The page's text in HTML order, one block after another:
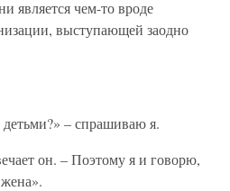
является чем-то вроде
выступающей заодно
детьми?» – спрашиваю я.
он. – Поэтому я и говорю,